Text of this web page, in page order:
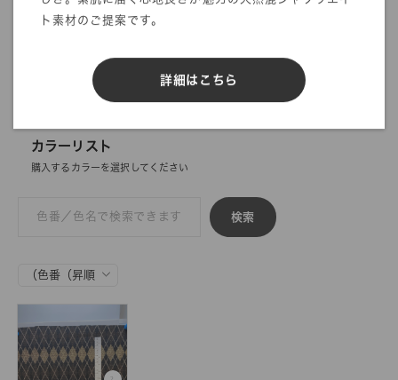
ト素材のご提案です。
詳細はこちら
在庫 / 品質情報照会
カラーリスト
購入するカラーを選択してください
検索
DIGITAL FABRIC